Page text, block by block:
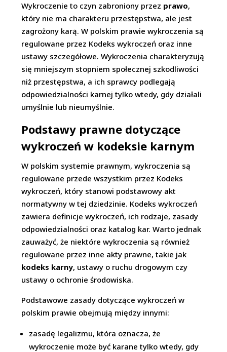
Wykroczenie to czyn zabroniony przez prawo,
który nie ma charakteru przestępstwa, ale jest
zagrożony karą. W polskim prawie wykroczenia są
regulowane przez Kodeks wykroczeń oraz inne
ustawy szczegółowe. Wykroczenia charakteryzują
się mniejszym stopniem społecznej szkodliwości
niż przestępstwa, a ich sprawcy podlegają
odpowiedzialności karnej tylko wtedy, gdy działali
umyślnie lub nieumyślnie.
Podstawy prawne dotyczące
wykroczeń w kodeksie karnym
W polskim systemie prawnym, wykroczenia są
regulowane przede wszystkim przez Kodeks
wykroczeń, który stanowi podstawowy akt
normatywny w tej dziedzinie. Kodeks wykroczeń
zawiera definicje wykroczeń, ich rodzaje, zasady
odpowiedzialności oraz katalog kar. Warto jednak
zauważyć, że niektóre wykroczenia są również
regulowane przez inne akty prawne, takie jak
kodeks karny, ustawy o ruchu drogowym czy
ustawy o ochronie środowiska.
Podstawowe zasady dotyczące wykroczeń w
polskim prawie obejmują między innymi:
zasadę legalizmu, która oznacza, że
wykroczenie może być karane tylko wtedy, gdy